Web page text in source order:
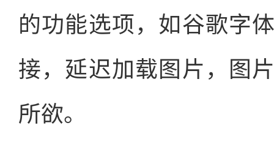
的功能选项，如谷歌字
接，延迟加载图片，图
所欲。